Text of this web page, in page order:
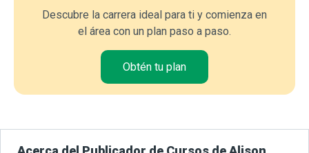
Descubre la carrera ideal para ti y comienza en
el área con un plan paso a paso.
Obtén tu plan